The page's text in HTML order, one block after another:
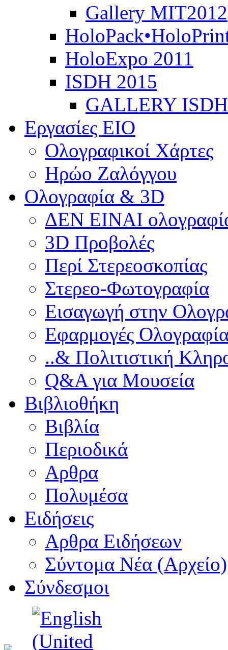
Gallery MIT2012
HoloExpo 2011
ISDH 2015
GALLERY
Εργασίες ΕΙΟ
Ολογραφικοί Χάρτες
Ηρώο Ζαλόγγου
Ολογραφία & 3D
ΔΕΝ ΕΙΝΑΙ
3D Προβολές
Περί Στερεοσκοπίας
Στερεο-Φωτογραφία
Εισαγωγή στην
Εφαρμογές
..& Πολιτιστική
Q&A για Μουσεία
Βιβλιοθήκη
Βιβλία
Περιοδικά
Αρθρα
Πολυμέσα
Ειδήσεις
Αρθρα Ειδήσεων
Σύντομα Νέα (Αρχείο)
Σύνδεσμοι